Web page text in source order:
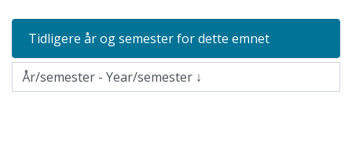
Tidligere år og semester for dette emnet